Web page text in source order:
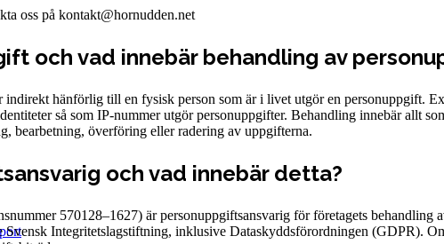
oss på kontakt@hornudden.net
och vad innebär behandling av
hänförlig till en fysisk person som är i livet utgör en personuppgift.
så som IP-nummer utgör personuppgifter. Behandling innebär allt
bearbetning, överföring eller radering av uppgifterna.
och vad innebär detta?
570128–1627) är personuppgiftsansvarig för företagets behandling
Integritetslagstiftning, inklusive Dataskyddsförordningen (GDPR).